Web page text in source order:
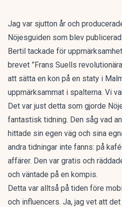
Jag var sjutton år och
Nöjesguiden som blev
Bertil tackade för
brevet ”Frans Suells
att sätta en kon på en staty i
uppmärksammat i spalterna. Vi
Det var just detta som gjorde
fantastisk tidning. Den såg vad
hittade sin egen väg och sina
andra tidningar inte fanns: på
affärer. Den var gratis och
och väntade på en kompis.
Detta var alltså på tiden före
och influencers. Ja, jag vet att